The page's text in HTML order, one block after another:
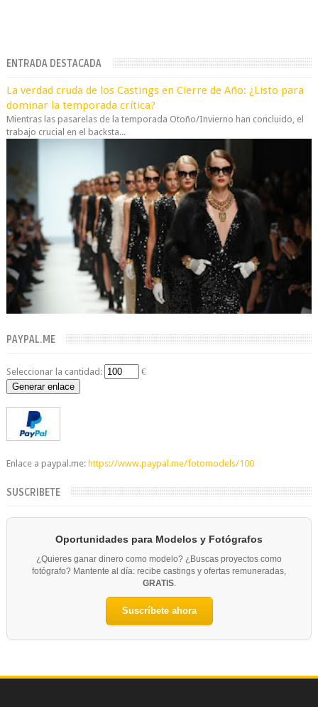
ENTRADA DESTACADA
La verdad cruda de los Castings en Cierre de Año: ¿Listo para
dominar la temporada crítica?
Mientras las pasarelas de la temporada Otoño/Invierno han concluido, el
trabajo crucial en el backsta...
PAYPAL.ME
Seleccionar la cantidad:
€
Generar enlace
Enlace a paypal.me: https://www.paypal.me/fotomodels/100
SUSCRIBETE
Oportunidades para Modelos y Fotógrafos
¿Quieres ganar dinero como modelo? ¿Buscas proyectos como
fotógrafo? Mantente al día: recibe castings y ofertas remuneradas,
GRATIS.
Suscríbete ahora